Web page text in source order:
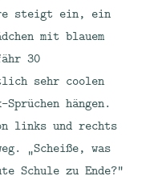
steigt ein, ein
mit blauem
30
sehr coolen
hängen.
links und rechts
„Scheiße, was
Schule zu Ende?“